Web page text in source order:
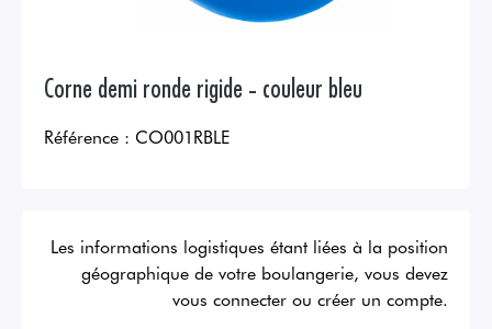
Corne demi ronde rigide - couleur bleu
Référence : CO001RBLE
Les informations logistiques étant liées à la position
géographique de votre boulangerie, vous devez
vous connecter ou créer un compte.